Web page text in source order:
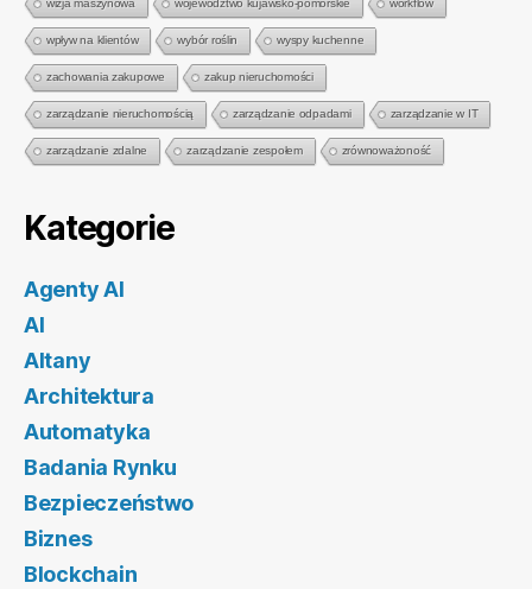
wizja maszynowa województwo kujawsko-pomorskie workflow
wpływ na klientów wybór roślin wyspy kuchenne
zachowania zakupowe zakup nieruchomości
zarządzanie nieruchomością zarządzanie odpadami zarządzanie w IT
zarządzanie zdalne zarządzanie zespołem zrównoważoność
Kategorie
Agenty AI
AI
Altany
Architektura
Automatyka
Badania Rynku
Bezpieczeństwo
Biznes
Blockchain